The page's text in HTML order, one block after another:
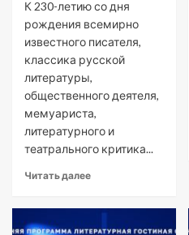
К 230-летию со дня
рождения всемирно
известного писателя,
классика русской
литературы,
общественного деятеля,
мемуариста,
литературного и
театрального критика...
Читать далее